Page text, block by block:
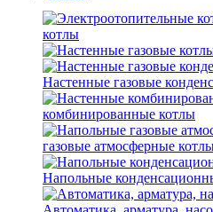
котлы
Настенные газовые
комбинированные котлы
газовые атмосферные
Напольные